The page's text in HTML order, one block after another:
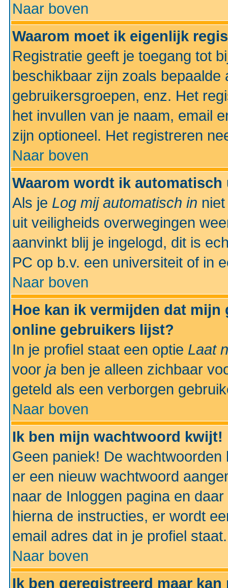
Naar boven
Waarom moet ik eigenlijk
Registratie geeft je toegang tot
beschikbaar zijn zoals
gebruikersgroepen, enz. Het
het invullen van je naam, email
zijn optioneel. Het registreren
Naar boven
Waarom wordt ik
Als je Log mij automatisch in
uit veiligheids overwegingen
aanvinkt blij je ingelogd, dit is
PC op b.v. een universiteit of in
Naar boven
Hoe kan ik vermijden dat
online gebruikers lijst?
In je profiel staat een optie Laat
voor ja ben je alleen zichbaar
geteld als een verborgen
Naar boven
Ik ben mijn wachtwoord kwijt!
Geen paniek! De
er een nieuw wachtwoord
naar de Inloggen pagina en
hierna de instructies, er wordt
email adres dat in je profiel staat.
Naar boven
Ik ben geregistreerd maar